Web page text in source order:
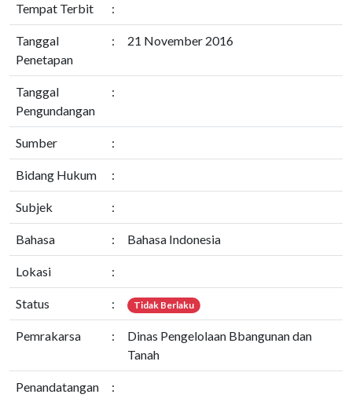
Tempat Terbit :
Tanggal
Penetapan
: 21 November 2016
Tanggal
Pengundangan
:
Sumber :
Bidang Hukum :
Subjek :
Bahasa : Bahasa Indonesia
Lokasi :
Status : Tidak Berlaku
Pemrakarsa :
Dinas Pengelolaan Bbangunan dan
Tanah
Penandatangan :